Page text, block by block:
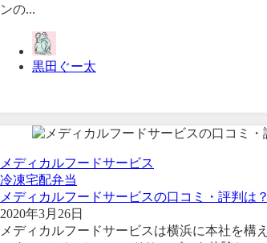
ンの...
黒田ぐー太
メディカルフードサービス
冷凍宅配弁当
メディカルフードサービスの口コミ・評判は
2020年3月26日
メディカルフードサービスは横浜に本社を構